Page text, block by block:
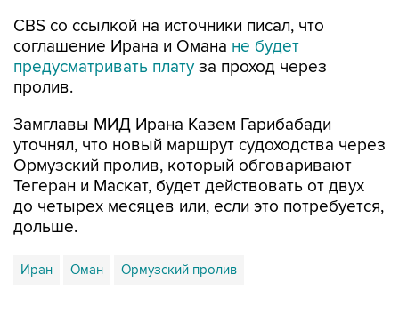
CBS со ссылкой на источники писал, что
соглашение Ирана и Омана не будет
предусматривать плату за проход через
пролив.
Замглавы МИД Ирана Казем Гарибабади
уточнял, что новый маршрут судоходства через
Ормузский пролив, который обговаривают
Тегеран и Маскат, будет действовать от двух
до четырех месяцев или, если это потребуется,
дольше.
Иран Оман Ормузский пролив